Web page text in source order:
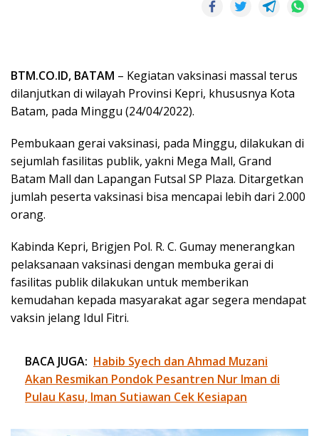
BTM.CO.ID, BATAM – Kegiatan vaksinasi massal terus
dilanjutkan di wilayah Provinsi Kepri, khususnya Kota
Batam, pada Minggu (24/04/2022).
Pembukaan gerai vaksinasi, pada Minggu, dilakukan di
sejumlah fasilitas publik, yakni Mega Mall, Grand
Batam Mall dan Lapangan Futsal SP Plaza. Ditargetkan
jumlah peserta vaksinasi bisa mencapai lebih dari 2.000
orang.
Kabinda Kepri, Brigjen Pol. R. C. Gumay menerangkan
pelaksanaan vaksinasi dengan membuka gerai di
fasilitas publik dilakukan untuk memberikan
kemudahan kepada masyarakat agar segera mendapat
vaksin jelang Idul Fitri.
BACA JUGA: Habib Syech dan Ahmad Muzani
Akan Resmikan Pondok Pesantren Nur Iman di
Pulau Kasu, Iman Sutiawan Cek Kesiapan